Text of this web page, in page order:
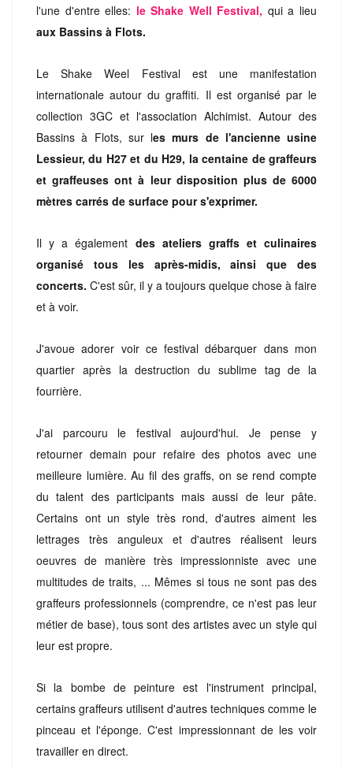
l'une d'entre elles: le Shake Well Festival, qui a lieu
aux Bassins à Flots.
Le Shake Weel Festival est une manifestation
internationale autour du graffiti. Il est organisé par le
collection 3GC et l'association Alchimist. Autour des
Bassins à Flots, sur les murs de l'ancienne usine
Lessieur, du H27 et du H29, la centaine de graffeurs
et graffeuses ont à leur disposition plus de 6000
mètres carrés de surface pour s'exprimer.
Il y a également des ateliers graffs et culinaires
organisé tous les après-midis, ainsi que des
concerts. C'est sûr, il y a toujours quelque chose à faire
et à voir.
J'avoue adorer voir ce festival débarquer dans mon
quartier après la destruction du sublime tag de la
fourrière.
J'ai parcouru le festival aujourd'hui. Je pense y
retourner demain pour refaire des photosavec une
meilleure lumière. Au fil des graffs, on se rend compte
du talent des participants mais aussi de leur pâte.
Certains ont un style très rond, d'autres aiment les
lettrages très anguleux et d'autres réalisent leurs
oeuvres de manière très impressionniste avec une
multitudes de traits, ... Mêmes si tous ne sont pas des
graffeurs professionnels (comprendre, ce n'est pas leur
métier de base), tous sont des artistes avec un style qui
leur est propre.
Si la bombe de peinture est l'instrument principal,
certains graffeurs utilisent d'autres techniques comme le
pinceau et l'éponge. C'est impressionnant de les voir
travailler en direct.